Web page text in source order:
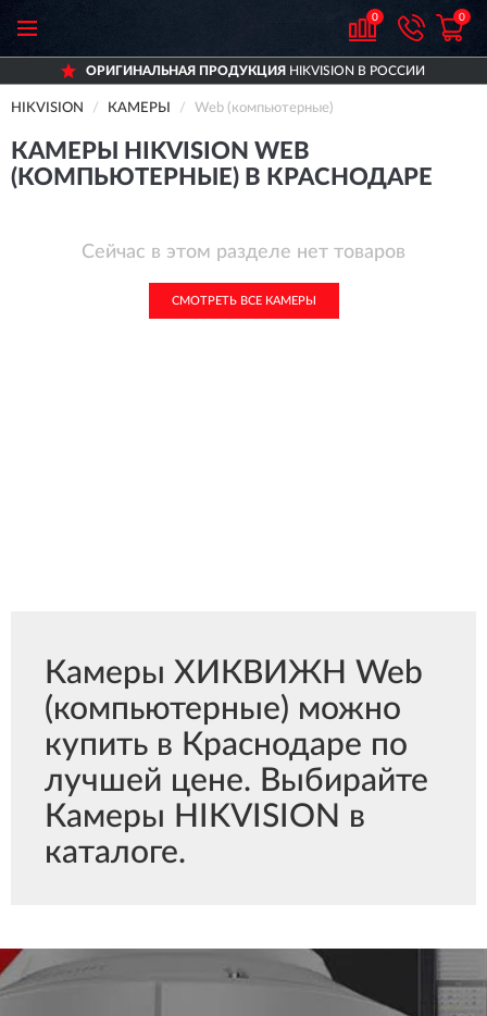
0 0
ОРИГИНАЛЬНАЯ ПРОДУКЦИЯ HIKVISION В РОССИИ
HIKVISION КАМЕРЫ Web (компьютерные)
КАМЕРЫ HIKVISION WEB
(КОМПЬЮТЕРНЫЕ) В КРАСНОДАРЕ
Сейчас в этом разделе нет товаров
СМОТРЕТЬ ВСЕ КАМЕРЫ
Камеры ХИКВИЖН Web
(компьютерные) можно
купить в Краснодаре по
лучшей цене. Выбирайте
Камеры HIKVISION в
каталоге.